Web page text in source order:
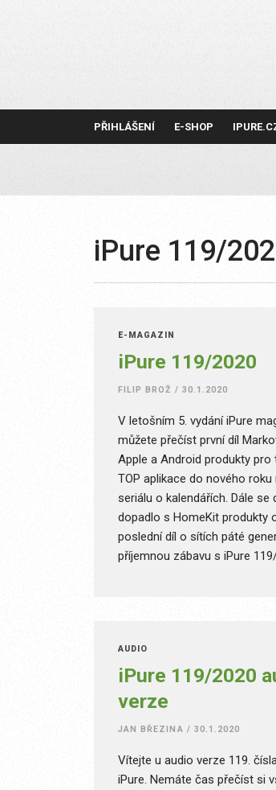
PŘIHLÁŠENÍ E-SHOP
iPure 119/
E-MAGAZÍN
iPure 119/2020
FILIP BROŽ / 30.1.2020
V letošním 5. vydání iPure
můžete přečíst první díl
Apple a Android produkty pro
TOP aplikace do nového roku
seriálu o kalendářích. Dále se
dopadlo s HomeKit produkty
poslední díl o sítích páté
příjemnou zábavu s iPure
AUDIO
iPure 119/2020
verze
JAN BŘEZINA / 30.1.2020
Vítejte u audio verze 119.
iPure. Nemáte čas přečíst si